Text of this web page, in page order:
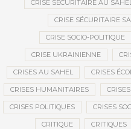
CRISE SÉCURITAIRE AU
CRISE SÉCURITAIRE
CRISE SOCIO-POLITIQUE
CRISE UKRAINIENNE
CRISES AU SAHEL CRISES
CRISES HUMANITAIRES
CRISES POLITIQUES CRISES
CRITIQUE CRITIQUES